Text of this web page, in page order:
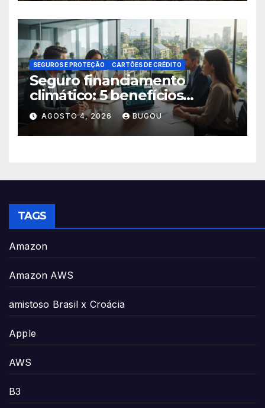
SEGUROS E PROTEÇÃO CARTÕES DE CRÉDITO
Seguro financiamento
climático: 5 benefícios
essenciais
AGOSTO 4, 2026 BUGOU
TAGS
Amazon
Amazon AWS
amistoso Brasil x Croácia
Apple
AWS
B3